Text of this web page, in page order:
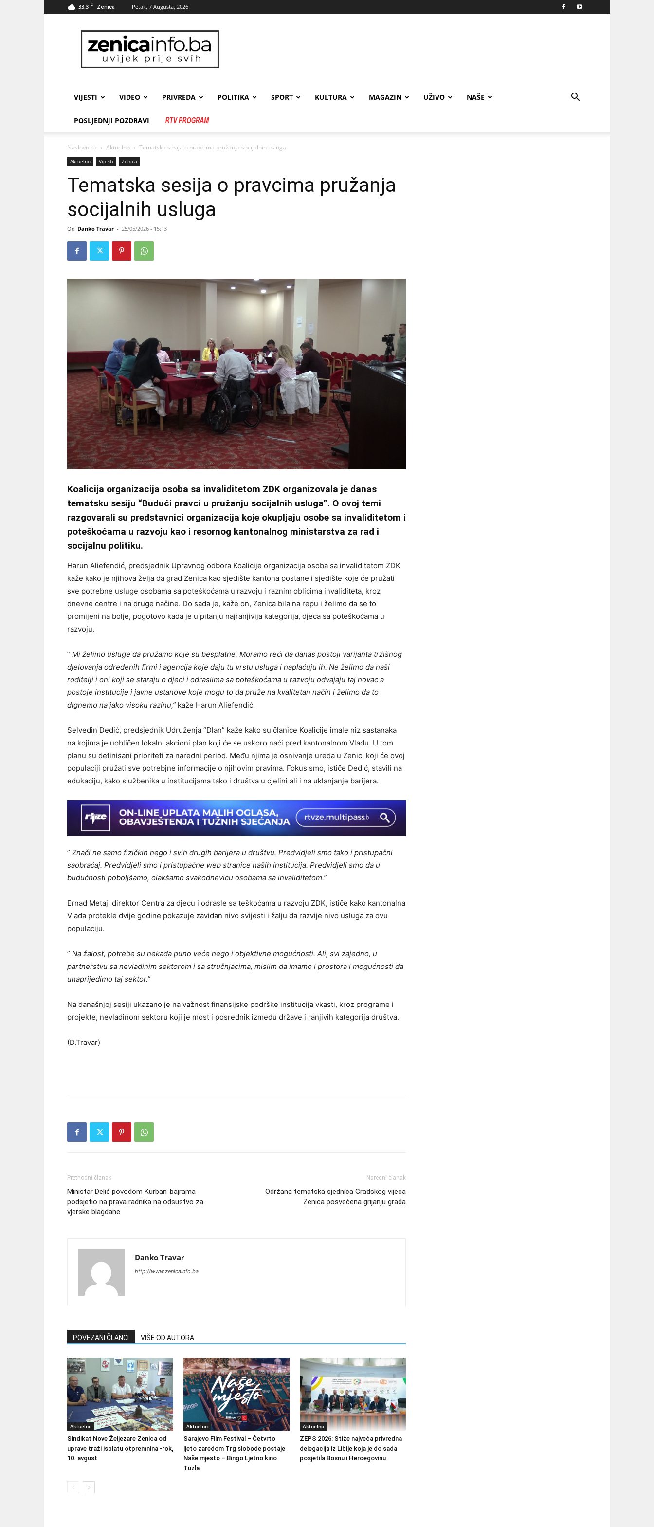
33.3 C Zenica Petak, 7 Augusta, 2026
zenicainfo.ba
VIJESTI VIDEO PRIVREDA POLITIKA SPORT KULTURA MAGAZIN UŽIVO NAŠE
POSLJEDNJI POZDRAVI
Naslovnica Aktuelno Tematska sesija o pravcima pružanja socijalnih usluga
Aktuelno Vijesti Zenica
Tematska sesija o pravcima pružanja
socijalnih usluga
Od Danko Travar - 25/05/2026 - 15:13
Koalicija organizacija osoba sa invaliditetom ZDK organizovala je danas
tematsku sesiju “Budući pravci u pružanju socijalnih usluga”. O ovoj temi
razgovarali su predstavnici organizacija koje okupljaju osobe sa invaliditetom i
poteškoćama u razvoju kao i resornog kantonalnog ministarstva za rad i
socijalnu politiku.
Harun Aliefendić, predsjednik Upravnog odbora Koalicije organizacija osoba sa invaliditetom ZDK
kaže kako je njihova želja da grad Zenica kao sjedište kantona postane i sjedište koje će pružati
sve potrebne usluge osobama sa poteškoćama u razvoju i raznim oblicima invaliditeta, kroz
dnevne centre i na druge načine. Do sada je, kaže on, Zenica bila na repu i želimo da se to
promijeni na bolje, pogotovo kada je u pitanju najranjivija kategorija, djeca sa poteškoćama u
razvoju.
” Mi želimo usluge da pružamo koje su besplatne. Moramo reći da danas postoji varijanta tržišnog
djelovanja određenih firmi i agencija koje daju tu vrstu usluga i naplaćuju ih. Ne želimo da naši
roditelji i oni koji se staraju o djeci i odraslima sa poteškoćama u razvoju odvajaju taj novac a
postoje institucije i javne ustanove koje mogu to da pruže na kvalitetan način i želimo da to
dignemo na jako visoku razinu,” kaže Harun Aliefendić.
Selvedin Dedić, predsjednik Udruženja “Dlan” kaže kako su članice Koalicije imale niz sastanaka
na kojima je uobličen lokalni akcioni plan koji će se uskoro naći pred kantonalnom Vladu. U tom
planu su definisani prioriteti za naredni period. Među njima je osnivanje ureda u Zenici koji će ovoj
populaciji pružati sve potrebjne informacije o njihovim pravima. Fokus smo, ističe Dedić, stavili na
edukaciju, kako službenika u institucijama tako i društva u cjelini ali i na uklanjanje barijera.
” Znači ne samo fizičkih nego i svih drugih barijera u društvu. Predvidjeli smo tako i pristupačni
saobraćaj. Predvidjeli smo i pristupačne web stranice naših institucija. Predvidjeli smo da u
budućnosti poboljšamo, olakšamo svakodnevicu osobama sa invaliditetom.”
Ernad Metaj, direktor Centra za djecu i odrasle sa teškoćama u razvoju ZDK, ističe kako kantonalna
Vlada protekle dvije godine pokazuje zavidan nivo svijesti i žalju da razvije nivo usluga za ovu
populaciju.
” Na žalost, potrebe su nekada puno veće nego i objektivne mogućnosti. Ali, svi zajedno, u
partnerstvu sa nevladinim sektorom i sa stručnjacima, mislim da imamo i prostora i mogućnosti da
unaprijedimo taj sektor.”
Na današnjoj sesiji ukazano je na važnost finansijske podrške institucija vkasti, kroz programe i
projekte, nevladinom sektoru koji je most i posrednik između države i ranjivih kategorija društva.
(D.Travar)
Prethodni članak
Ministar Delić povodom Kurban-bajrama
podsjetio na prava radnika na odsustvo za
vjerske blagdane
Naredni članak
Održana tematska sjednica Gradskog vijeća
Zenica posvećena grijanju grada
Danko Travar
http://www.zenicainfo.ba
POVEZANI ČLANCI VIŠE OD AUTORA
Aktuelno
Sindikat Nove Željezare Zenica od
uprave traži isplatu otpremnina -rok,
10. avgust
Aktuelno
Sarajevo Film Festival – Četvrto
ljeto zaredom Trg slobode postaje
Naše mjesto – Bingo Ljetno kino
Tuzla
Aktuelno
ZEPS 2026: Stiže najveća privredna
delegacija iz Libije koja je do sada
posjetila Bosnu i Hercegovinu